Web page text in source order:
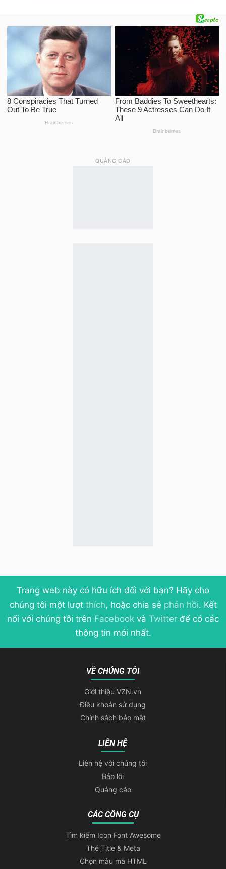
QUẢNG CÁO
Trang web này có hữu ích đối với bạn? Hãy cho
chúng tôi một lượt thích, hoặc chia sẻ phản hồi. Kết
nối với chúng tôi trên Facebook và Twitter để có các
thông tin mới nhất.
VỀ CHÚNG TÔI
Giới thiệu VZN.vn
Điều khoản sử dụng
Chính sách bảo mật
LIÊN HỆ
Liên hệ với chúng tôi
Báo lỗi
Quảng cáo
CÁC CÔNG CỤ
Tìm kiếm Icon Font Awesome
Thẻ Title & Meta
Chọn màu mã HTML